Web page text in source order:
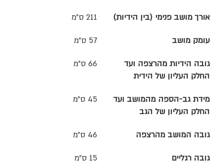
אורך מושב פנימי (בין הידיות) 211 ס"מ
עומק מושב 57 ס"מ
גובה הידיות מהרצפה ועד
החלק העליון של הידית
66 ס"מ
מידת גב-הספה מהמושב ועד
החלק העליון של הגב
45 ס"מ
גובה המושב מהרצפה 46 ס"מ
גובה רגליים 15 ס"מ